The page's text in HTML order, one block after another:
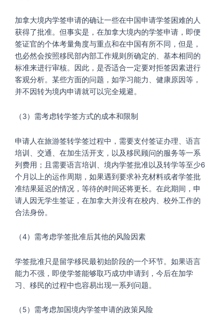
加拿大境内学签申请的确让一些在中国申请学签困难的人
获得了批准。但事实是，在加拿大境内的学签申请，即便
签证官的个体考量角度与重点和在中国有所不同，但是，
也必然会按照移民部内部工作规则所确定的、基本相同的
标准来进行审核。因此，是否适合一定要对拒签因素进行
客观分析。某些方面的问题，如学习能力、健康原因等，
并不因转为境内申请就可以完全规避。
（3）需考虑转学签方式的成本和限制
申请人在旅游签转学签过程中，需要支付签证办理、语言
培训、交通、在加生活开支，以及移民顾问的服务等一系
列费用；且需要语言培训、境内学签批准以及转学等至少6
个月以上的运作周期，如果遇到要求补充材料或者学签批
准结果延迟的情况，等待的时间还将更长。在此期间，申
请人因无学生签证，在加拿大并没有在校内、校外工作的
合法身份。
（4）需考虑学签批准后其他的风险因素
学签批准只是留学移民最初始阶段的一个环节。如果语言
能力不强，即使学签能够取巧成功申请到，今后在加学
习、移民的过程中也容易出现一系列问题。
（5）需考虑加国境内学签申请的政策风险